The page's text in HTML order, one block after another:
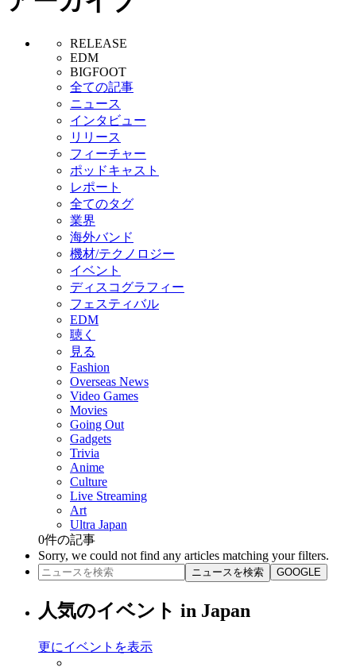
RELEASE
EDM
BIGFOOT
全ての記事
ニュース
インタビュー
リリース
フィーチャー
ポッドキャスト
レポート
全てのタグ
業界
海外バンド
機材/テクノロジー
イベント
ディスコグラフィー
フェスティバル
EDM
聴く
見る
Fashion
Overseas News
Video Games
Movies
Going Out
Gadgets
Trivia
Anime
Culture
Live Streaming
Art
Ultra Japan
0件の記事
Sorry, we could not find any articles matching your filters.
ニュースを検索 GOOGLE
人気のイベント in Japan
更にイベントを表示